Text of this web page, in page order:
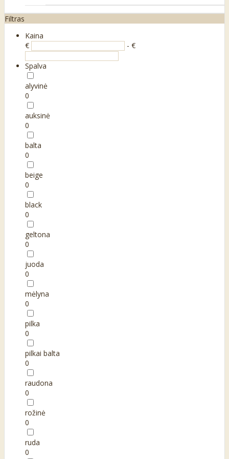
Filtras
Kaina
€
- €
Spalva
alyvinė
0
auksinė
0
balta
0
beige
0
black
0
geltona
0
juoda
0
mėlyna
0
pilka
0
pilkai balta
0
raudona
0
rožinė
0
ruda
0